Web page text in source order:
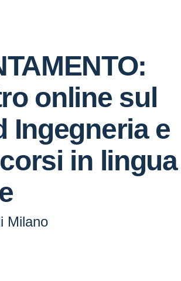
online sul
Ingegneria e
in lingua
Milano